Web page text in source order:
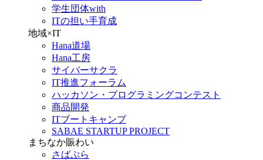
学生団体with
ITの担い手育成
地域×IT
Hana道場
Hana工房
サイバーサクラ
IT推進フォーラム
ハッカソン・プログラミングコンテスト
商品開発
ITブートキャンプ
SABAE STARTUP PROJECT
まちなか賑わい
さばぷら